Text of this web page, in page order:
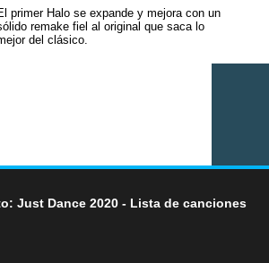
primer Halo se expande y mejora con un
remake fiel al original que saca lo
del clásico.
Just Dance 2020 - Lista de canciones